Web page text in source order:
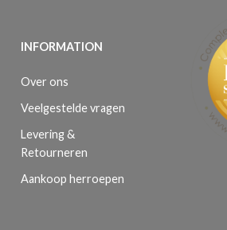
INFORMATION
Over ons
Veelgestelde vragen
Levering &
Retourneren
Aankoop herroepen